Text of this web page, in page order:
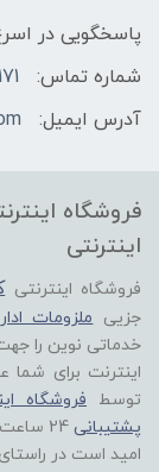
پاسخگویی در
شماره تماس:
آدرس ایمیل:
فروشگاه
اینترنتی
فروشگاه اینترنتی
جزیی ملزومات
خدماتی نوین را
اینترنت برای
توسط فروشگاه
پشتیبانی
امید است در